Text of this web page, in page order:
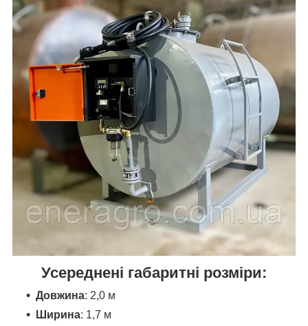
Усереднені габаритні розміри:
Довжина: 2,0 м
Ширина: 1,7 м